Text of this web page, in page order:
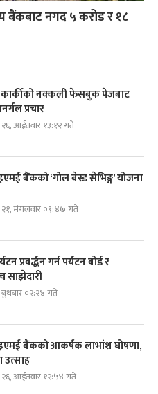
बैंकबाट नगद ५ करोड र १८
कार्कीको नक्कली फेसबुक पेजबाट
प्रचार
आईतवार १३:१२ गते
बैंकको ‘गोल बेस्ड सेभिङ्ग’ योजना
२१, मंगलवार ०९:४७ गते
प्रवर्द्धन गर्न पर्यटन बोर्ड र
साझेदारी
बुधबार ०२:२४ गते
बैंकको आकर्षक लाभांश घोषणा,
आईतवार १२:५४ गते